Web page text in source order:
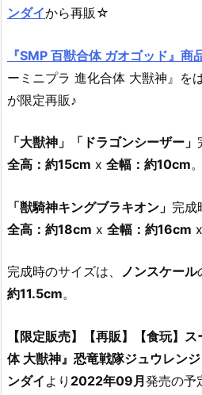
ンダイから再販☆
『SMP 百獣合体 ガオゴッド』商
ーミニプラ 進化合体 大獣神』を
が限定再販♪
「大獣神」「ドラゴンシーザー」
全高：約15cm x 全幅：約10cm。
「獣騎神キングブラキオン」 完成
全高：約18cm x 全幅：約16cm x
完成時のサイズは、 ノンスケール
約11.5cm。
【限定販売】【再販】【食玩】
体 大獣神』恐竜戦隊ジュウレン
ンダイ より 2022年09月発売の予